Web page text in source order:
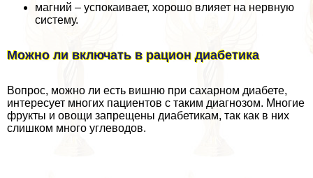
магний – успокаивает, хорошо влияет на нервную
систему.
Можно ли включать в рацион диабетика
Вопрос, можно ли есть вишню при сахарном диабете,
интересует многих пациентов с таким диагнозом. Многие
фрукты и овощи запрещены диабетикам, так как в них
слишком много углеводов.